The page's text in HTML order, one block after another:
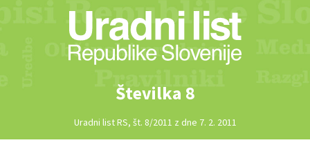
Številka 8
Uradni list RS, št. 8/2011 z dne 7. 2. 2011